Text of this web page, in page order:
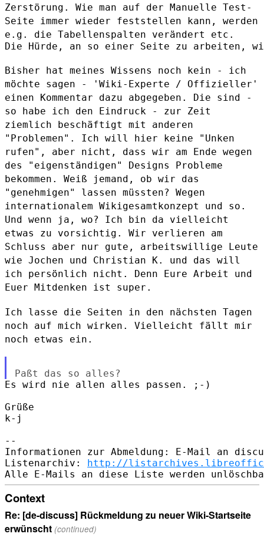
Zerstörung. Wie man auf der Manuelle Test-
Seite immer wieder feststellen kann, werden
e.g. die Tabellenspalten verändert etc.
Die Hürde, an so einer Seite zu arbeiten,
Bisher hat meines Wissens noch kein - ich
möchte sagen - 'Wiki-Experte / Offizieller'
einen Kommentar dazu abgegeben. Die sind -
so habe ich den Eindruck - zur Zeit
ziemlich beschäftigt mit anderen
"Problemen". Ich will hier keine "Unken
rufen", aber nicht, dass wir am Ende wegen
des "eigenständigen" Designs Probleme
bekommen. Weiß jemand, ob wir das
"genehmigen" lassen müssten? Wegen
internationalem Wikigesamtkonzept und so.
Und wenn ja, wo? Ich bin da vielleicht
etwas zu vorsichtig. Wir verlieren am
Schluss aber nur gute, arbeitswillige Leute
wie Jochen und Christian K. und das will
ich persönlich nicht. Denn Eure Arbeit und
Euer Mitdenken ist super.
Ich lasse die Seiten in den nächsten Tagen
noch auf mich wirken. Vielleicht fällt mir
noch etwas ein.
Es wird nie allen alles passen. ;-)
Grüße
k-j
--
Informationen zur Abmeldung: E-Mail an
Listenarchiv: http://
Context
Re: [de-discuss] Rückmeldung zu neuer Wiki-Startseite
erwünscht (continued)